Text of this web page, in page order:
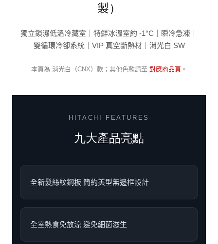
製）
獨立鎖濕低溫冷藏室｜特鮮冰溫室約 -1°C｜瞬冷急凍｜
雙循環冷卻系統｜VIP 真空斷熱材｜消光白 SW
本頁為 消光白（CNX）款；其他色款請至 對應商品頁 。
HITACHI FEATURES
九大產品亮點
全新髮絲紋鋼板 簡約美型無邊框設計
全室熱食免放涼 避免細菌滋生